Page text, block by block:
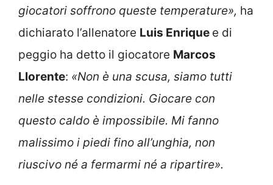
giocatori soffrono queste temperature», ha
dichiarato l’allenatore Luis Enrique e di
peggio ha detto il giocatore Marcos
Llorente: «Non è una scusa, siamo tutti
nelle stesse condizioni. Giocare con
questo caldo è impossibile. Mi fanno
malissimo i piedi fino all’unghia, non
riuscivo né a fermarmi né a ripartire».